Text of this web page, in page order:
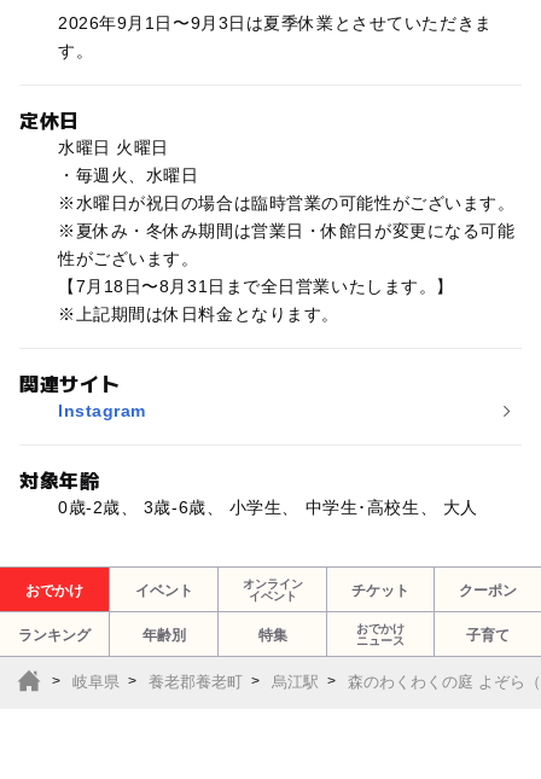
2026年9月1日〜9月3日は夏季休業とさせていただきま
す。
定休日
水曜日 火曜日
・毎週火、水曜日
※水曜日が祝日の場合は臨時営業の可能性がございます。
※夏休み・冬休み期間は営業日・休館日が変更になる可能
性がございます。
【7月18日〜8月31日まで全日営業いたします。】
※上記期間は休日料金となります。
関連サイト
Instagram
対象年齢
0歳-2歳、 3歳-6歳、 小学生、 中学生･高校生、 大人
おでかけ イベント
オンライン
イベント
チケット クーポン
ランキング 年齢別 特集
おでかけ
ニュース
子育て
岐阜県 養老郡養老町 烏江駅 森のわくわくの庭 よぞら